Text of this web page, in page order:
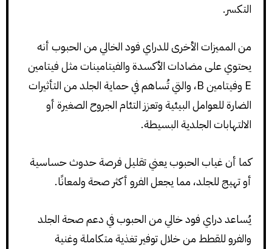
التكسر.
من المميزات الأخرى للدراي فود الخالي من الحبوب أنه
يحتوي على مضادات الأكسدة والفيتامينات مثل فيتامين
E وفيتامين B، والتي تُساهم في حماية الجلد من التأثيرات
الضارة للعوامل البيئية وتعزز التئام الجروح الصغيرة أو
الالتهابات الجلدية البسيطة.
كما أن غياب الحبوب يعني تقليل فرصة حدوث حساسية
أو تهيج للجلد، مما يجعل الفرو أكثر صحة ولمعانًا.
يُساعد دراي فود خالي من الحبوب في دعم صحة الجلد
والفرو للقطط من خلال توفير تغذية متكاملة وغنية